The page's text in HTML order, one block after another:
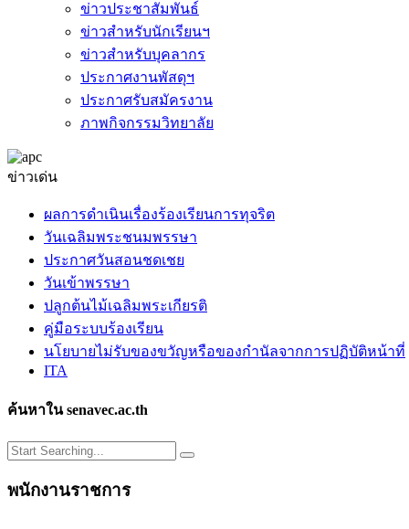
ข่าวประชาสัมพันธ์
ข่าวสำหรับนักเรียนฯ
ข่าวสำหรับบุคลากร
ประกาศงานพัสดุฯ
ประกาศรับสมัครงาน
ภาพกิจกรรมวิทยาลัย
ข่าวเด่น
ผลการดำเนินเรื่องร้องเรียนการทุจริต
วันเฉลิมพระชนมพรรษา
ประกาศวันสอนชดเชย
วันเข้าพรรษา
ปลูกต้นไม้เฉลิมพระเกียรติ
คู่มือระบบร้องเรียน
นโยบายไม่รับของขวัญหรือของกำนัลจากการปฏิบัติหน้าที่
ITA
ค้นหาใน senavec.ac.th
พนักงานราชการ